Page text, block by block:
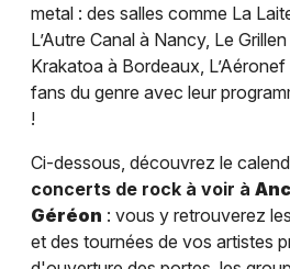
metal : des salles comme La
L’Autre Canal à Nancy, Le
Krakatoa à Bordeaux,
fans du genre avec leur
!
Ci-dessous, découvrez le
concerts de rock à voir à
Géréon : vous y retrouverez
et des tournées de vos artistes